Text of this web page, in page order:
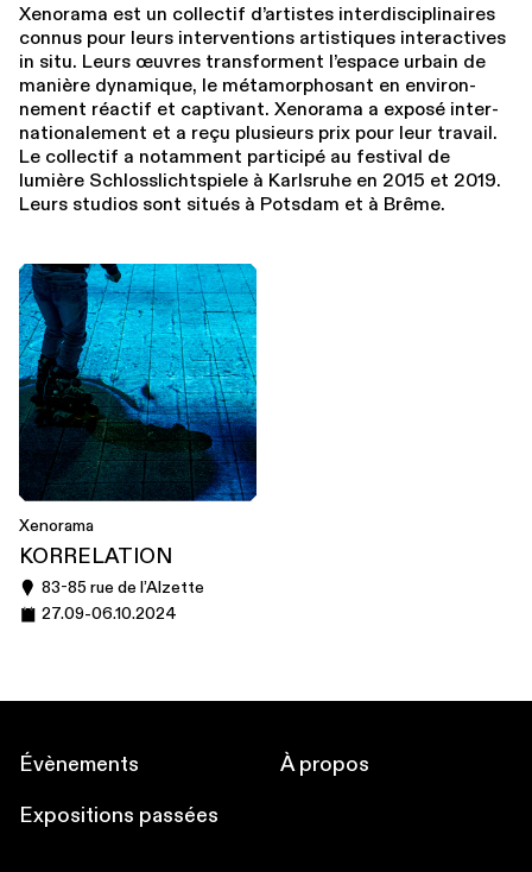
Xenorama est un collectif d’artistes inter­dis­ci­plinaires
connus pour leurs inter­ven­tions artistiques inter­ac­tives
in situ. Leurs œuvres trans­for­ment l’espace urbain de
manière dynamique, le méta­mor­phosant en envi­ron­
nement réactif et captivant. Xenorama a exposé inter­
na­tionale­ment et a reçu plusieurs prix pour leur travail.
Le collectif a notamment participé au festival de
lumière Schlosslicht­spiele à Karlsruhe en 2015 et 2019.
Leurs studios sont situés à Potsdam et à Brême.
KORRELATION
Xenorama
83-85 rue de l’Alzette
27.09-06.10.2024
Évènements
Expositions passées
À propos